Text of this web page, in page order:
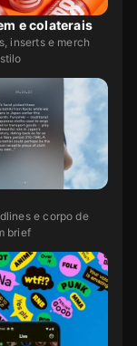
e colaterais
inserts e merch
e corpo de
brief